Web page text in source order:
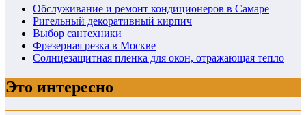
Обслуживание и ремонт кондиционеров в Самаре
Ригельный декоративный кирпич
Выбор сантехники
Фрезерная резка в Москве
Солнцезащитная пленка для окон, отражающая тепло
Это интересно